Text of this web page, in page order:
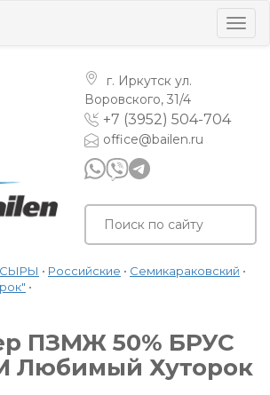
г. Иркутск ул.
Воровского, 31/4
+7 (3952) 504-704
office@bailen.ru
СЫРЫ • Российские • Семикараковский •
•
ПЗМЖ 50% БРУС
Любимый Хуторок